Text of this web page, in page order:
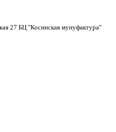
27 БЦ "Косинская мунуфактура"